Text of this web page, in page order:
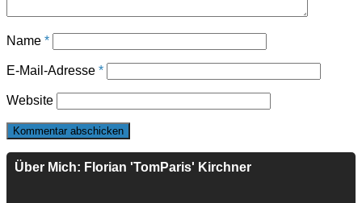
Name *
E-Mail-Adresse *
Website
Über Mich: Florian 'TomParis' Kirchner